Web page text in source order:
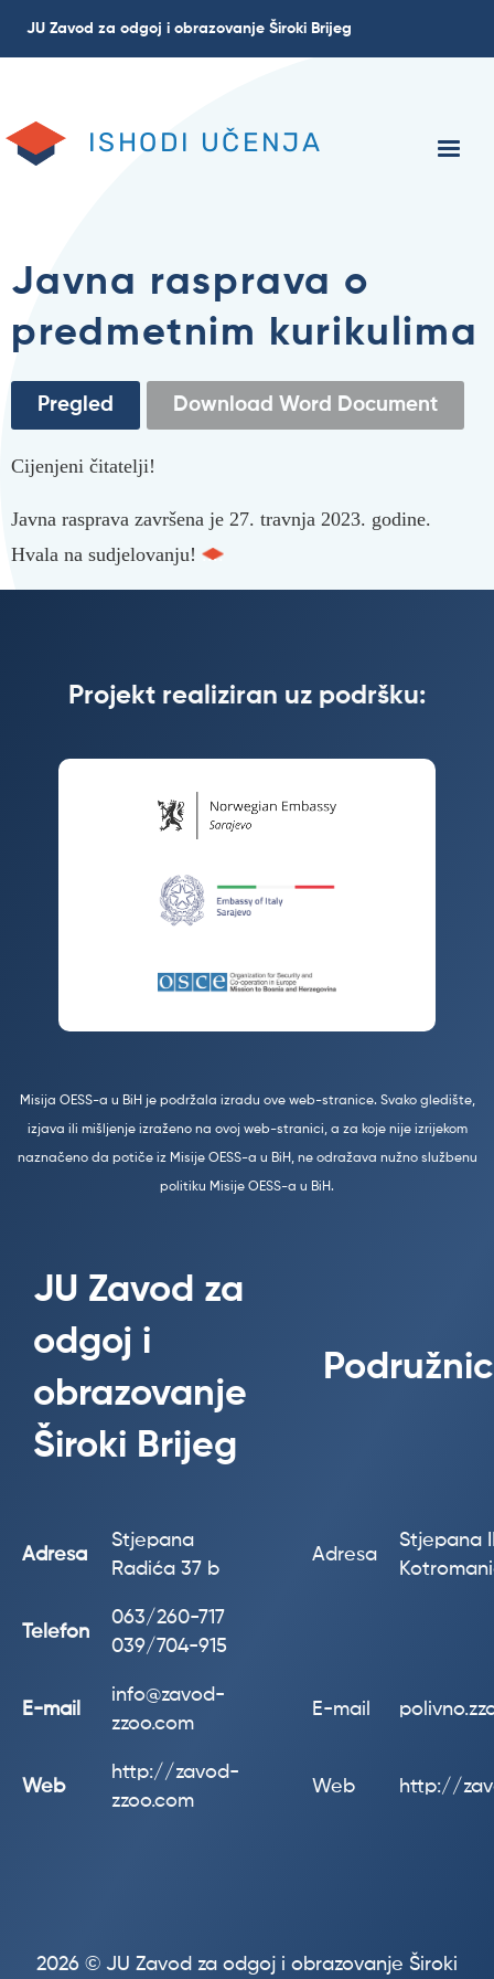
JU Zavod za odgoj i obrazovanje Široki Brijeg
ISHODI UČENJA
Javna rasprava o
predmetnim kurikulima
Primarne
oznake
Pregled
(aktivna
oznaka)
Download Word Document
Cijenjeni čitatelji!
Javna rasprava završena je 27. travnja 2023. godine.
Hvala na sudjelovanju!
Projekt realiziran uz podršku:
Misija OESS-a u BiH je podržala izradu ove web-stranice. Svako gledište,
izjava ili mišljenje izraženo na ovoj web-stranici, a za koje nije izrijekom
naznačeno da potiče iz Misije OESS-a u BiH, ne odražava nužno službenu
politiku Misije OESS-a u BiH.
JU Zavod za
odgoj i
obrazovanje
Široki Brijeg
Adresa
Stjepana
Radića 37 b
Adresa
Stjepana
Telefon
063/260-717
039/704-915
E-mail
info@zavod-
zzoo.com
E-mail
Web
http://zavod-
zzoo.com
Web http://
2026 © JU Zavod za odgoj i obrazovanje Široki